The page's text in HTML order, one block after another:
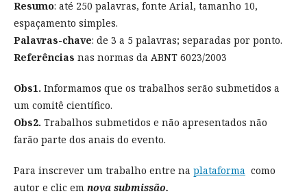
Resumo: até 250 palavras, fonte Arial, tamanho 10,
espaçamento simples.
Palavras-chave: de 3 a 5 palavras; separadas por ponto.
Referências nas normas da ABNT 6023/2003
Obs1. Informamos que os trabalhos serão submetidos a
um comitê científico.
Obs2. Trabalhos submetidos e não apresentados não
farão parte dos anais do evento.
Para inscrever um trabalho entre na plataforma como
autor e clic em nova submissão.